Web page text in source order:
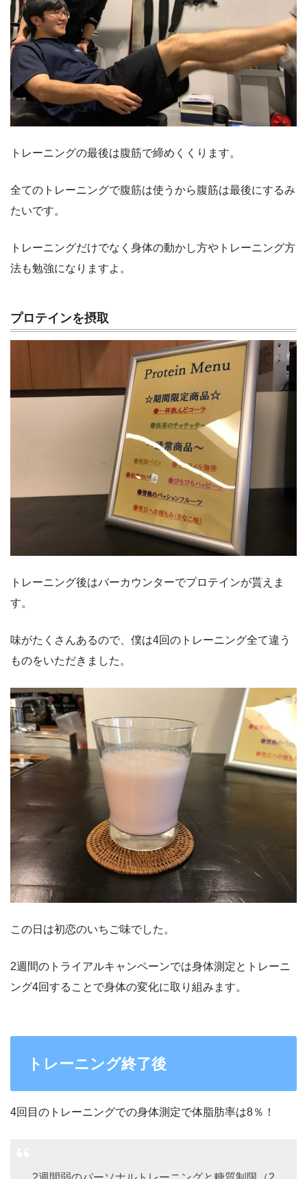
トレーニングの最後は腹筋で締めくくります。
全てのトレーニングで腹筋は使うから腹筋は最後にするみ
たいです。
トレーニングだけでなく身体の動かし方やトレーニング方
法も勉強になりますよ。
プロテインを摂取
トレーニング後はバーカウンターでプロテインが貰えま
す。
味がたくさんあるので、僕は4回のトレーニング全て違う
ものをいただきました。
この日は初恋のいちご味でした。
2週間のトライアルキャンペーンでは身体測定とトレーニ
ング4回することで身体の変化に取り組みます。
トレーニング終了後
4回目のトレーニングでの身体測定で体脂肪率は8％！